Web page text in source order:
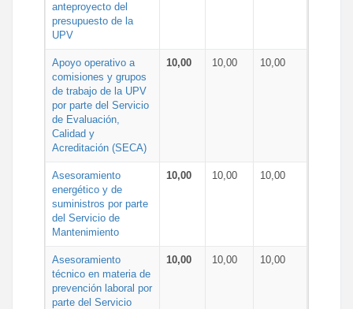
anteproyecto del
presupuesto de la
UPV
Apoyo operativo a
comisiones y grupos
de trabajo de la UPV
por parte del Servicio
de Evaluación,
Calidad y
Acreditación (SECA)
10,00 10,00 10,00
Asesoramiento
energético y de
suministros por parte
del Servicio de
Mantenimiento
10,00 10,00 10,00
Asesoramiento
técnico en materia de
prevención laboral por
parte del Servicio
10,00 10,00 10,00